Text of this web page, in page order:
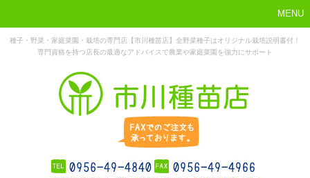
MENU
種子・野菜・家庭菜園・栽培の専門店【市川種苗店】全野菜種子はオリジナル栽培説明書付！
専門資格を持つ店長の最適なアドバイスで農業や家庭菜園を強力にサポート